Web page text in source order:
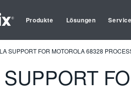
Produkte Lösungen
SUPPORT FOR MOTOROLA 68328